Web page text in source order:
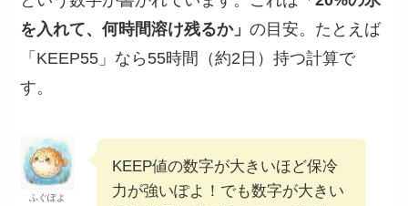
を入れて、何時間溶け残るか」の目安。たとえば
「KEEP55」なら55時間（約2日）持つ計算で
す。
ふぐぽよ
KEEP値の数字が大きいほど保冷
力が強いぽよ！でも数字が大きい